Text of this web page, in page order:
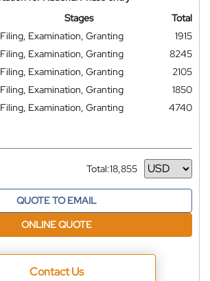
Stages
Total
Filing, Examination, Granting
1915
Filing, Examination, Granting
8245
Filing, Examination, Granting
2105
Filing, Examination, Granting
1850
Filing, Examination, Granting
4740
Total:18,855
Currency
QUOTE TO EMAIL
ONLINE QUOTE
Contact Us